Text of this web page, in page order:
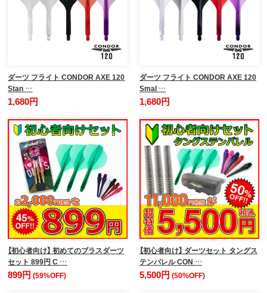
ダーツ フライト CONDOR AXE 120
Stan …
1,680円
ダーツ フライト CONDOR AXE 120
Smal …
1,680円
【初心者向け】 初めてのブラスダーツ
セット 899円 C …
899円(59%OFF)
【初心者向け】 ダーツセット タングス
テンバレル CON …
5,500円 (50%OFF)